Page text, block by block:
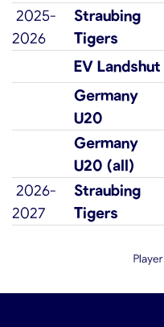
2025-
2026
Straubing
Tigers
EV Landshut
Germany
U20
Germany
U20 (all)
2026-
2027
Straubing
Tigers